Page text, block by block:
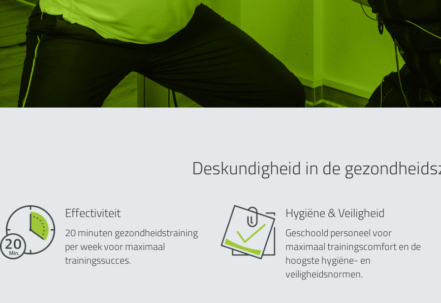
Deskundigheid in de
Effectiviteit
20 minuten gezondheidstraining
per week voor maximaal
trainingssucces.
Hygiëne & Veiligheid
Geschoold personeel voor
maximaal trainingscomfort en de
hoogste hygiëne- en
veiligheidsnormen.